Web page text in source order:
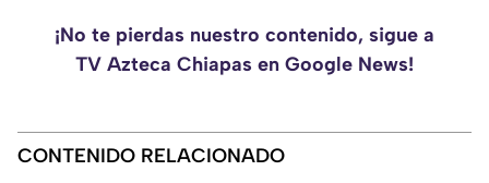
¡No te pierdas nuestro contenido, sigue a
TV Azteca Chiapas en Google News!
CONTENIDO RELACIONADO